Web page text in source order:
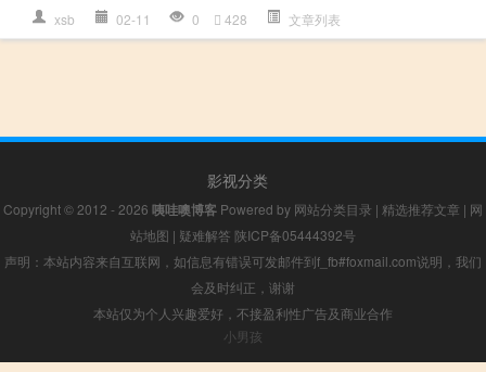
xsb 02-11 0 428 文章列表
影视分类
Copyright © 2012 - 2026 咦哇噢博客 Powered by 网站分类目录 | 精选推荐文章 | 网
站地图 | 疑难解答 陕ICP备05444392号
声明：本站内容来自互联网，如信息有错误可发邮件到f_fb#foxmail.com说明，我们
会及时纠正，谢谢
本站仅为个人兴趣爱好，不接盈利性广告及商业合作
小男孩